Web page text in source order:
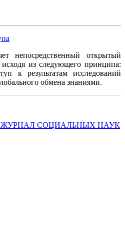
непосредственный открытый
из следующего принципа:
к результатам исследований
обмена знаниями.